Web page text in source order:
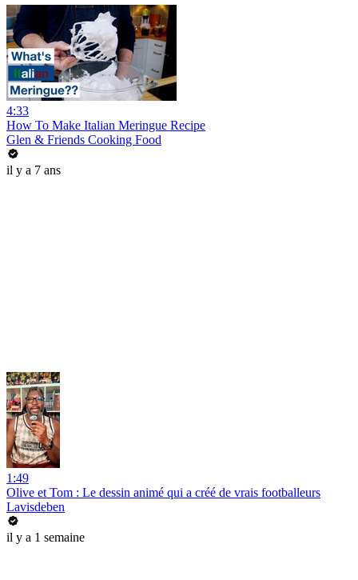
4:33
How To Make Italian Meringue Recipe
Glen & Friends Cooking Food
il y a 7 ans
1:49
Olive et Tom : Le dessin animé qui a créé de vrais footballeurs
Lavisdeben
il y a 1 semaine